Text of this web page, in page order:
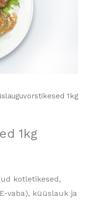
1kg
1kg
kotletikesed,
vaba), küüslauk ja